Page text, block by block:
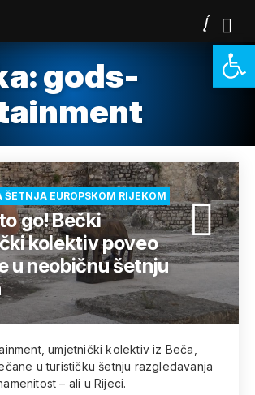
gods-
EUROPSKOM RIJEKOM
go! Bečki
kolektiv poveo
u neobičnu šetnju
umjetnički kolektiv iz Beča,
u turističku šetnju razgledavanja
– ali u Rijeci.